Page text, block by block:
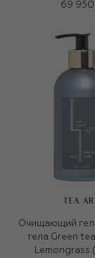
69 950
TEA
Очищающий
тела Green
Lemongrass